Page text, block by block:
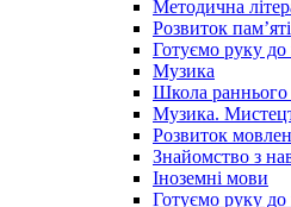
Методична
Розвиток пам’яті
Готуємо руку до
Музика
Школа раннього
Музика.
Розвиток
Знайомство з
Іноземні мови
Готуємо руку до